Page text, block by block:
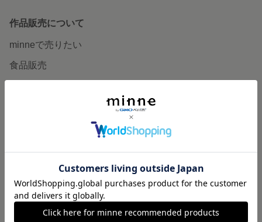
作品販売について
minneで売りたい
食品販売
販売支援企画・イベント
読みもの
minneとものづくりと